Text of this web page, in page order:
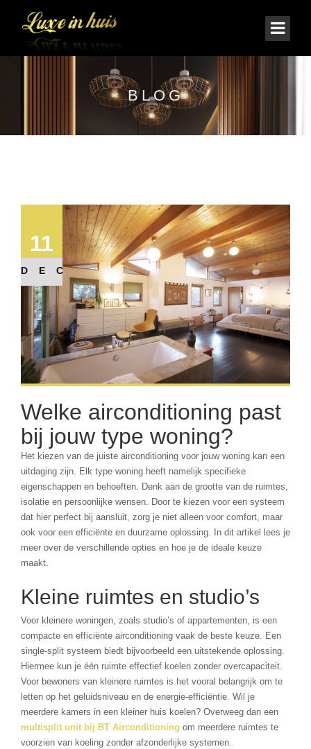
BLOG
11
DEC
Welke airconditioning past
bij jouw type woning?
Het kiezen van de juiste airconditioning voor jouw woning kan een
uitdaging zijn. Elk type woning heeft namelijk specifieke
eigenschappen en behoeften. Denk aan de grootte van de ruimtes,
isolatie en persoonlijke wensen. Door te kiezen voor een systeem
dat hier perfect bij aansluit, zorg je niet alleen voor comfort, maar
ook voor een efficiënte en duurzame oplossing. In dit artikel lees je
meer over de verschillende opties en hoe je de ideale keuze
maakt.
Kleine ruimtes en studio’s
Voor kleinere woningen, zoals studio’s of appartementen, is een
compacte en efficiënte airconditioning vaak de beste keuze. Een
single-split systeem biedt bijvoorbeeld een uitstekende oplossing.
Hiermee kun je één ruimte effectief koelen zonder overcapaciteit.
Voor bewoners van kleinere ruimtes is het vooral belangrijk om te
letten op het geluidsniveau en de energie-efficiëntie. Wil je
meerdere kamers in een kleiner huis koelen? Overweeg dan een
multisplit unit bij BT Airconditioning om meerdere ruimtes te
voorzien van koeling zonder afzonderlijke systemen.